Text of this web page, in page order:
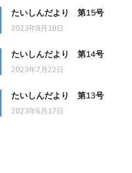
たいしんだより 第15号
2023年8月18日
たいしんだより 第14号
2023年7月22日
たいしんだより 第13号
2023年6月17日